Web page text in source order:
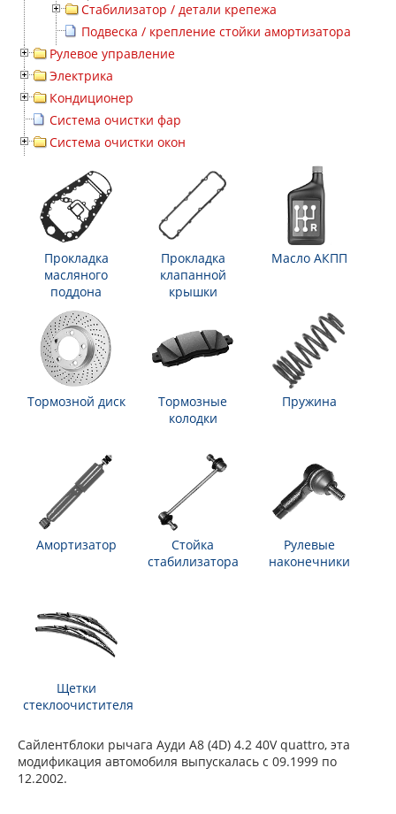
Стабилизатор / детали крепежа
Подвеска / крепление стойки амортизатора
Рулевое управление
Электрика
Кондиционер
Система очистки фар
Система очистки окон
Прокладка
масляного
поддона
Прокладка
клапанной
крышки
Масло АКПП
Тормозной диск
Тормозные
колодки
Пружина
Амортизатор
Стойка
стабилизатора
Рулевые
наконечники
Щетки
стеклоочистителя
Сайлентблоки рычага Ауди А8 (4D) 4.2 40V quattro, эта
модификация автомобиля выпускалась с 09.1999 по
12.2002.